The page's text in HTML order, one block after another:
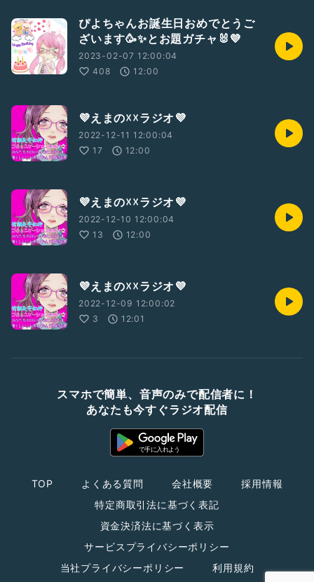
ぴよちゃんお誕生日おめでとうご
ざいます🥳✨とお題ガチャ🐰💜
2023-02-07 12:00:04
408
12:00
💜えまの☓☓ラジオ💜
2022-12-11 12:00:04
17
12:00
💜えまの☓☓ラジオ💜
2022-12-10 12:00:04
13
12:00
💜えまの☓☓ラジオ💜
2022-12-09 12:00:02
3
12:01
スマホで簡単、音声のみで配信者に！
あなたも今すぐラジオ配信
TOP よくある質問 会社概要
採用情報
特定商取引法に基づく表記
資金決済法に基づく表示
サービスプライバシーポリシー
当社プライバシーポリシー
利用規約